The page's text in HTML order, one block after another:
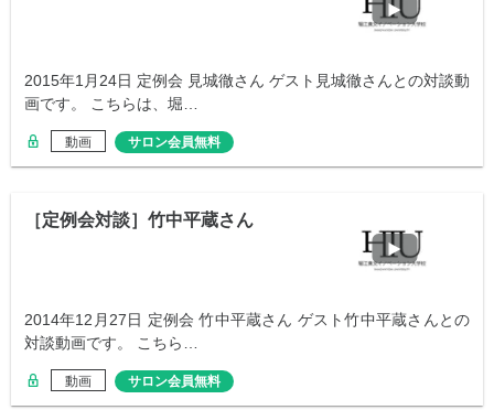
2015年1月24日 定例会 見城徹さん ゲスト見城徹さんとの対談動
画です。 こちらは、堀…
動画 サロン会員無料
［定例会対談］竹中平蔵さん
2014年12月27日 定例会 竹中平蔵さん ゲスト竹中平蔵さんとの
対談動画です。 こちら…
動画 サロン会員無料